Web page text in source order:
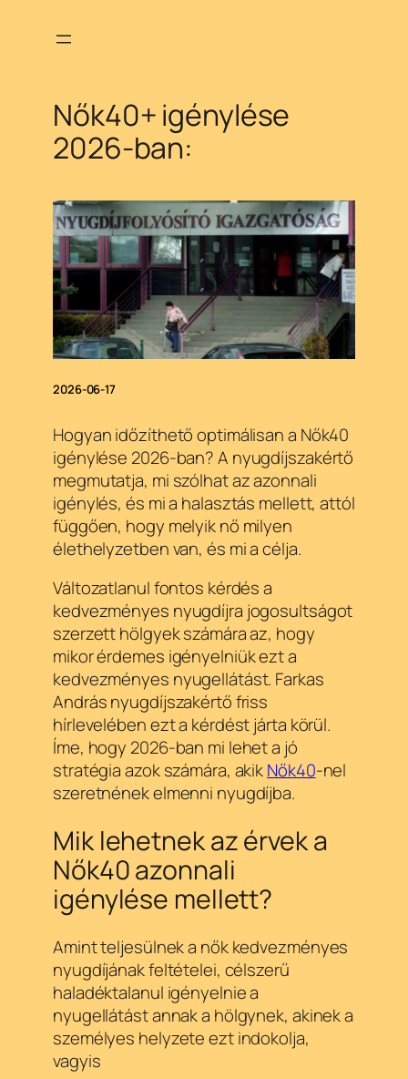
Nők40+ igénylése
2026-ban:
2026-06-17
Hogyan időzíthető optimálisan a Nők40
igénylése 2026-ban? A nyugdíjszakértő
megmutatja, mi szólhat az azonnali
igénylés, és mi a halasztás mellett, attól
függően, hogy melyik nő milyen
élethelyzetben van, és mi a célja.
Változatlanul fontos kérdés a
kedvezményes nyugdíjra jogosultságot
szerzett hölgyek számára az, hogy
mikor érdemes igényelniük ezt a
kedvezményes nyugellátást. Farkas
András nyugdíjszakértő friss
hírlevelében ezt a kérdést járta körül.
Íme, hogy 2026-ban mi lehet a jó
stratégia azok számára, akikNők40-nel
szeretnének elmenni nyugdíjba.
Mik lehetnek az érvek a
Nők40 azonnali
igénylése mellett?
Amint teljesülnek a nők kedvezményes
nyugdíjának feltételei, célszerű
haladéktalanul igényelnie a
nyugellátást annak a hölgynek, akinek a
személyes helyzete ezt indokolja,
vagyis